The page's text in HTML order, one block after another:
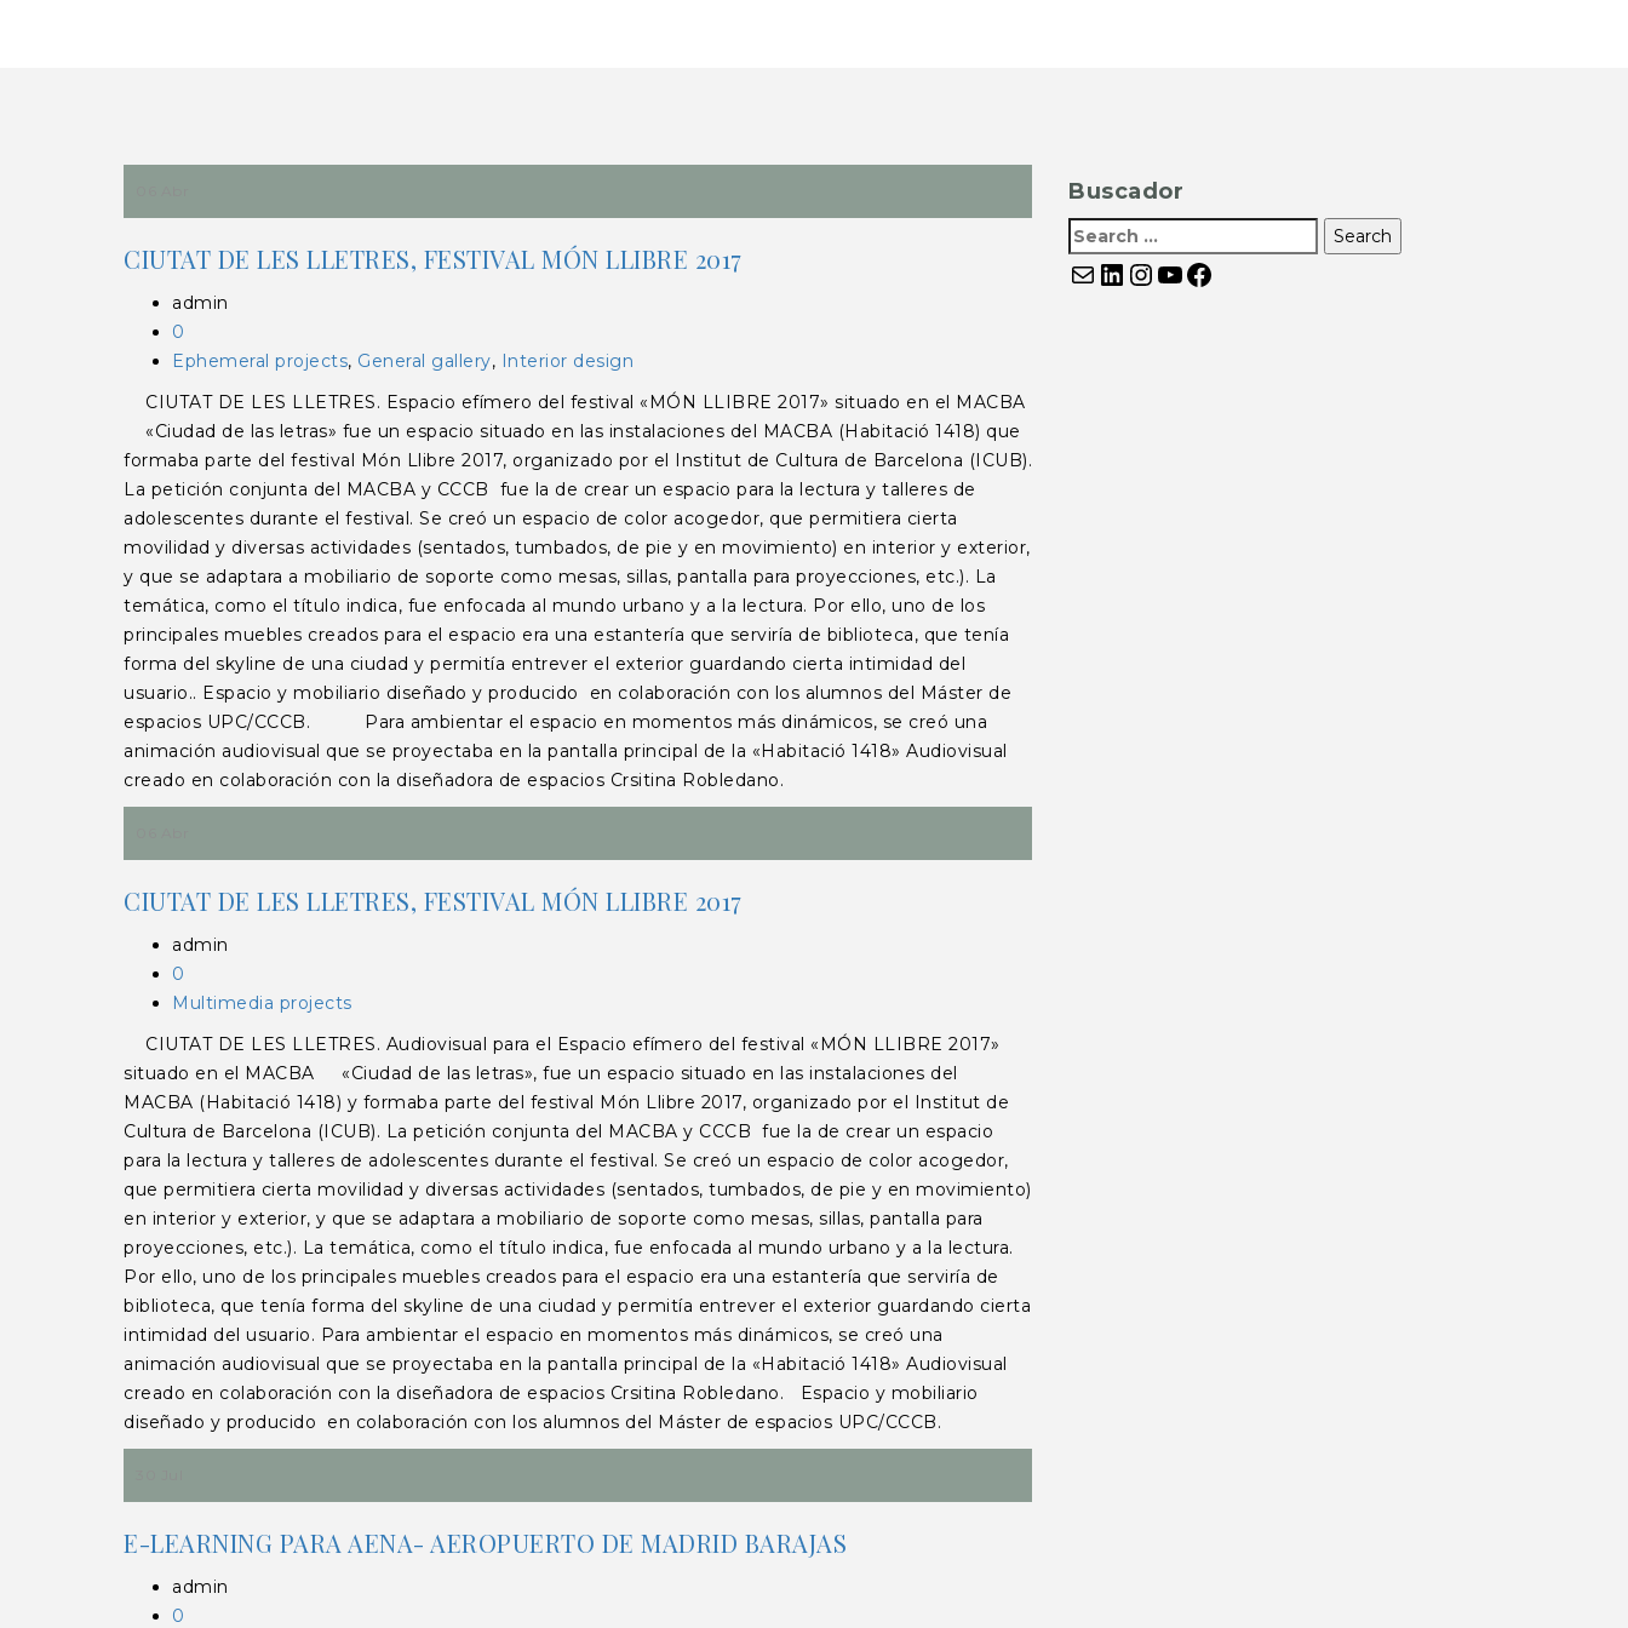
CIUTAT DE LES LLETRES, FESTIVAL MÓN LLIBRE 2017
admin
0
Ephemeral projects, General gallery, Interior design
CIUTAT DE LES LLETRES. Espacio efímero del festival «MÓN LLIBRE 2017» situado en el MACBA
«Ciudad de las letras» fue un espacio situado en las instalaciones del MACBA (Habitació 1418) que
formaba parte del festival Món Llibre 2017, organizado por el Institut de Cultura de Barcelona (ICUB).
La petición conjunta del MACBA y CCCB fue la de crear un espacio para la lectura y talleres de
adolescentes durante el festival. Se creó un espacio de color acogedor, que permitiera cierta
movilidad y diversas actividades (sentados, tumbados, de pie y en movimiento) en interior y exterior,
y que se adaptara a mobiliario de soporte como mesas, sillas, pantalla para proyecciones, etc.). La
temática, como el título indica, fue enfocada al mundo urbano y a la lectura. Por ello, uno de los
principales muebles creados para el espacio era una estantería que serviría de biblioteca, que tenía
forma del skyline de una ciudad y permitía entrever el exterior guardando cierta intimidad del
usuario.. Espacio y mobiliario diseñado y producido en colaboración con los alumnos del Máster de
espacios UPC/CCCB. Para ambientar el espacio en momentos más dinámicos, se creó una
animación audiovisual que se proyectaba en la pantalla principal de la «Habitació 1418» Audiovisual
creado en colaboración con la diseñadora de espacios Crsitina Robledano.
CIUTAT DE LES LLETRES, FESTIVAL MÓN LLIBRE 2017
admin
0
Multimedia projects
CIUTAT DE LES LLETRES. Audiovisual para el Espacio efímero del festival «MÓN LLIBRE 2017»
situado en el MACBA «Ciudad de las letras», fue un espacio situado en las instalaciones del
MACBA (Habitació 1418) y formaba parte del festival Món Llibre 2017, organizado por el Institut de
Cultura de Barcelona (ICUB). La petición conjunta del MACBA y CCCB fue la de crear un espacio
para la lectura y talleres de adolescentes durante el festival. Se creó un espacio de color acogedor,
que permitiera cierta movilidad y diversas actividades (sentados, tumbados, de pie y en movimiento)
en interior y exterior, y que se adaptara a mobiliario de soporte como mesas, sillas, pantalla para
proyecciones, etc.). La temática, como el título indica, fue enfocada al mundo urbano y a la lectura.
Por ello, uno de los principales muebles creados para el espacio era una estantería que serviría de
biblioteca, que tenía forma del skyline de una ciudad y permitía entrever el exterior guardando cierta
intimidad del usuario. Para ambientar el espacio en momentos más dinámicos, se creó una
animación audiovisual que se proyectaba en la pantalla principal de la «Habitació 1418» Audiovisual
creado en colaboración con la diseñadora de espacios Crsitina Robledano. Espacio y mobiliario
diseñado y producido en colaboración con los alumnos del Máster de espacios UPC/CCCB.
E-LEARNING PARA AENA- AEROPUERTO DE MADRID BARAJAS
admin
0
Buscador
Correo electrónico
LinkedIn
Instagram
YouTube
Facebook